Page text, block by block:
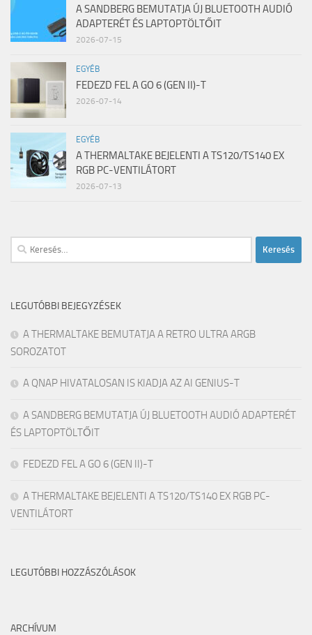
A SANDBERG BEMUTATJA ÚJ BLUETOOTH AUDIÓ
ADAPTERÉT ÉS LAPTOPTÖLTŐIT
2026-07-15
EGYÉB
FEDEZD FEL A GO 6 (GEN II)-T
2026-07-14
EGYÉB
A THERMALTAKE BEJELENTI A TS120/TS140 EX
RGB PC-VENTILÁTORT
2026-07-13
Keresés:
LEGUTÓBBI BEJEGYZÉSEK
A THERMALTAKE BEMUTATJA A RETRO ULTRA ARGB
SOROZATOT
A QNAP HIVATALOSAN IS KIADJA AZ AI GENIUS-T
A SANDBERG BEMUTATJA ÚJ BLUETOOTH AUDIÓ ADAPTERÉT
ÉS LAPTOPTÖLTŐIT
FEDEZD FEL A GO 6 (GEN II)-T
A THERMALTAKE BEJELENTI A TS120/TS140 EX RGB PC-
VENTILÁTORT
LEGUTÓBBI HOZZÁSZÓLÁSOK
ARCHÍVUM